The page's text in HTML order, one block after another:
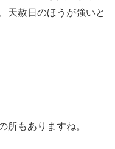
天赦日のほうが強いと
所もありますね。